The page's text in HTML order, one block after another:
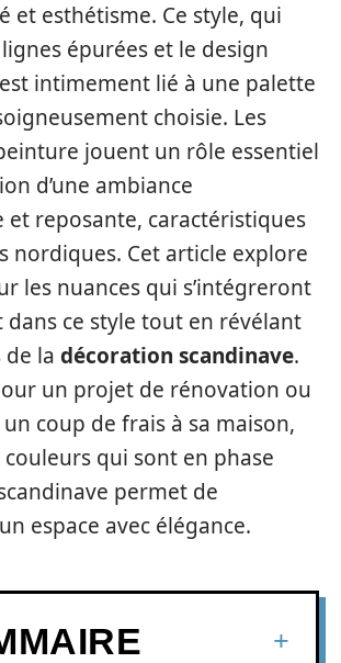
et esthétisme. Ce style, qui
épurées et le design
intimement lié à une palette
choisie. Les
jouent un rôle essentiel
d’une ambiance
et reposante, caractéristiques
nordiques. Cet article explore
les nuances qui s’intégreront
ce style tout en révélant
de la décoration scandinave.
un projet de rénovation ou
coup de frais à sa maison,
qui sont en phase
permet de
espace avec élégance.